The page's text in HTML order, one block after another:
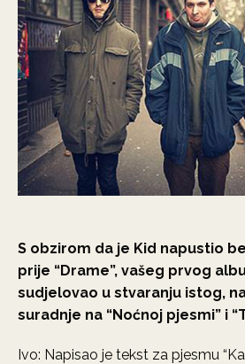
S obzirom da je Kid napustio
prije “Drame”, vašeg prvog
sudjelovao u stvaranju istog,
suradnje na “Noćnoj pjesmi” i
Ivo: Napisao je tekst za pjesmu